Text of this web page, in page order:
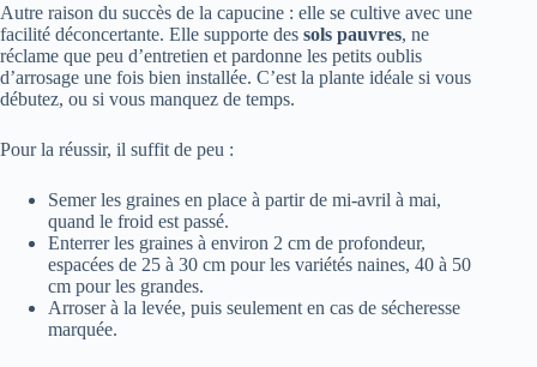
Autre raison du succès de la capucine : elle se cultive avec une
facilité déconcertante. Elle supporte des sols pauvres, ne
réclame que peu d’entretien et pardonne les petits oublis
d’arrosage une fois bien installée. C’est la plante idéale si vous
débutez, ou si vous manquez de temps.
Pour la réussir, il suffit de peu :
Semer les graines en place à partir de mi-avril à mai,
quand le froid est passé.
Enterrer les graines à environ 2 cm de profondeur,
espacées de 25 à 30 cm pour les variétés naines, 40 à 50
cm pour les grandes.
Arroser à la levée, puis seulement en cas de sécheresse
marquée.